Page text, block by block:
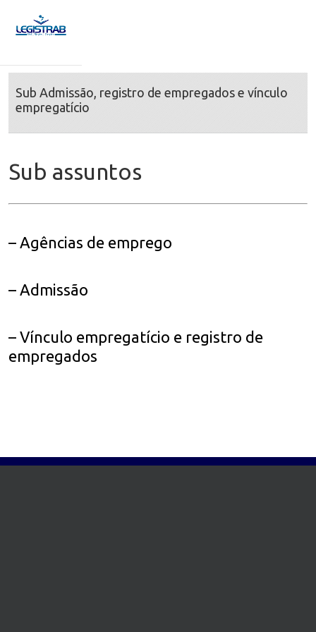
Sub Admissão, registro de empregados e vínculo
empregatício
Sub assuntos
– Agências de emprego
– Admissão
– Vínculo empregatício e registro de
empregados